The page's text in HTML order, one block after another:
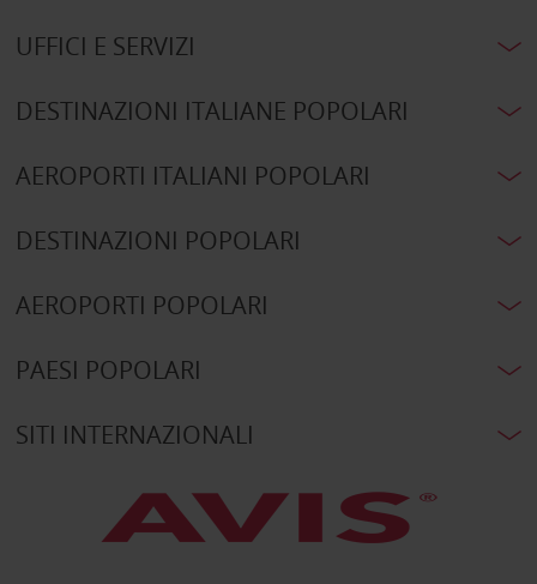
UFFICI E SERVIZI
DESTINAZIONI ITALIANE POPOLARI
AEROPORTI ITALIANI POPOLARI
DESTINAZIONI POPOLARI
AEROPORTI POPOLARI
PAESI POPOLARI
SITI INTERNAZIONALI